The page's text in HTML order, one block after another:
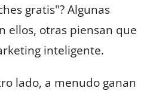
gratis"? Algunas
ellos, otras piensan que
inteligente.
lado, a menudo ganan